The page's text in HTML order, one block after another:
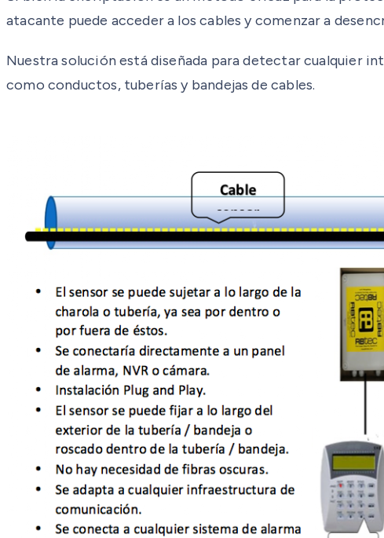
atacante puede acceder a los cables y comenzar a
Nuestra solución está diseñada para detectar cualquier
como conductos, tuberías y bandejas de cables.